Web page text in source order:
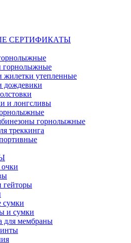
СЕРТИФИКАТЫ
горнолыжные
жилетки утепленные
дождевики
и лонгсливы
горнолыжные
треккинга
сумки
и сумки
для мембраны